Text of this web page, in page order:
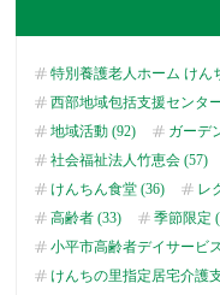
特別養護老人ホーム けん
西部地域包括支援センタ
地域活動 (92)
ガーデ
社会福祉法人竹恵会 (57)
けんちん食堂 (36)
レ
高齢者 (33)
季節限定
小平市高齢者デイサービ
けんちの里指定居宅介護